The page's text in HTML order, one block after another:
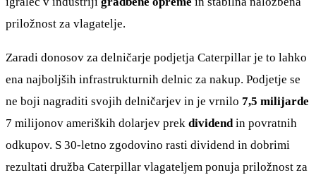
priložnost za vlagatelje.
Zaradi donosov za delničarje podjetja Caterpillar je to lahko
ena najboljših infrastrukturnih delnic za nakup. Podjetje se
ne boji nagraditi svojih delničarjev in je vrnilo 7,5 milijarde
7 milijonov ameriških dolarjev prek dividend in povratnih
odkupov. S 30-letno zgodovino rasti dividend in dobrimi
rezultati družba Caterpillar vlagateljem ponuja priložnost za